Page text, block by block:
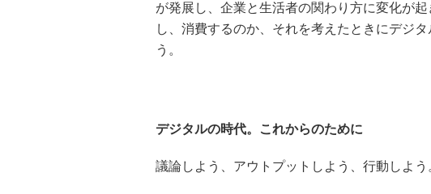
が発展し、企業と生活者の関わり方に変化が
し、消費するのか、それを考えたときにデジ
う。
デジタルの時代。これからのために
議論しよう、アウトプットしよう、行動しよう